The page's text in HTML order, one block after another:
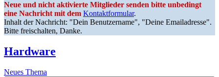
Neue und nicht aktivierte Mitglieder senden bitte unbedingt
eine Nachricht mit dem Kontaktformular.
Inhalt der Nachricht: "Dein Benutzername", "Deine Emailadresse".
Bitte freischalten, Danke.
Hardware
Neues Thema